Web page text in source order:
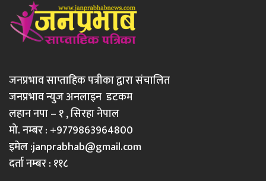
जनप्रभाव साप्ताहिक पत्रीका द्वारा संचालित
जनप्रभाव न्युज अनलाइन डटकम
लहान नपा – १ , सिरहा नेपाल
मो. नम्बर : +9779863964800
इमेल :janprabhab@gmail.com
दर्ता नम्बर : ११८